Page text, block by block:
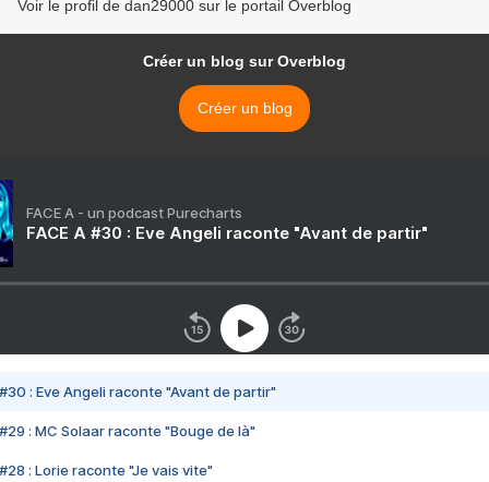
Voir le profil de dan29000 sur le portail Overblog
Créer un blog sur Overblog
Créer un blog
FACE A - un podcast Purecharts
FACE A #30 : Eve Angeli raconte "Avant de partir"
#30 : Eve Angeli raconte "Avant de partir"
#29 : MC Solaar raconte "Bouge de là"
#28 : Lorie raconte "Je vais vite"